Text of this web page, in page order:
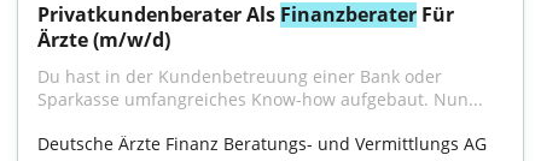
Privatkundenberater Als Finanzberater Für
Ärzte (m/w/d)
Du hast in der Kundenbetreuung einer Bank oder
Sparkasse umfangreiches Know-how aufgebaut. Nun...
Deutsche Ärzte Finanz Beratungs- und Vermittlungs AG